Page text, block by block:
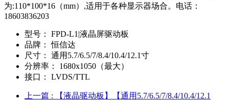
为:110*100*16（mm）,适用于各种显示器场合。电话：
18603836203
型号：
FPD-L1|液晶屏驱动板
品牌： 恒信达
尺寸：
通用5.7/6.5/7/8.4/10.4/12.1寸
分辨率：
1680x1050（最大）
接口：
LVDS/TTL
上一篇 : 【液晶驱动板】【通用5.7/6.5/7/8.4/10.4/12.1